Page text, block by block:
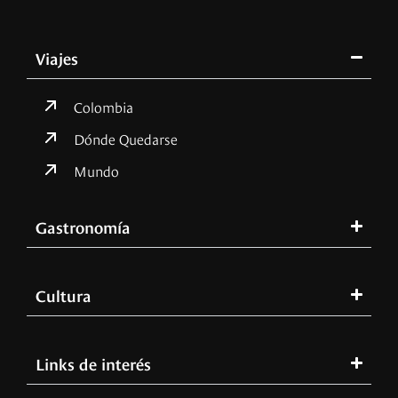
Viajes
Colombia
Dónde Quedarse
Mundo
Gastronomía
Cultura
Links de interés